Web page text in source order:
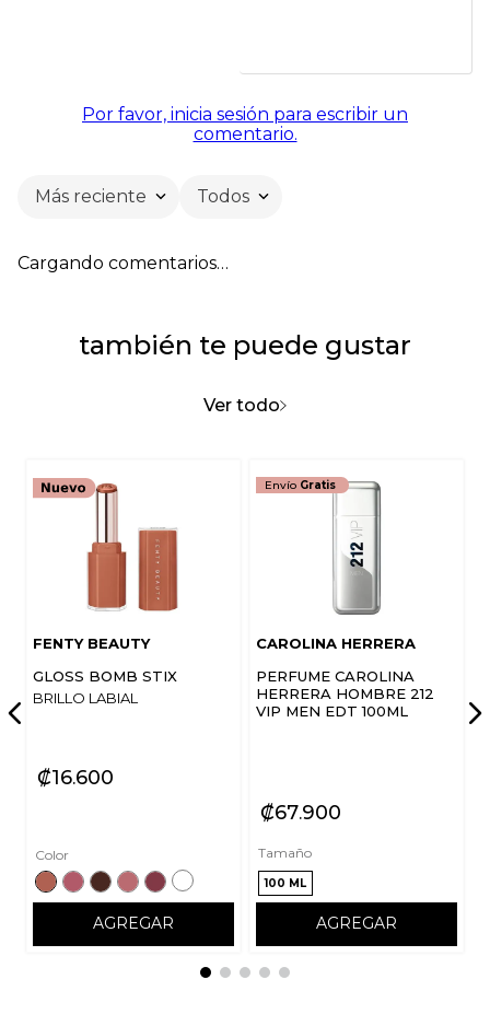
Por favor, inicia sesión para escribir un
comentario.
Más reciente Todos
Cargando comentarios…
también te puede gustar
Ver todo
FENTY BEAUTY
GLOSS BOMB STIX
BRILLO LABIAL
₡16600
Color
AGREGAR
Envío Gratis
CAROLINA HERRERA
PERFUME CAROLINA
HERRERA HOMBRE 212
VIP MEN EDT 100ML
₡67900
Tamaño
100 ML
AGREGAR